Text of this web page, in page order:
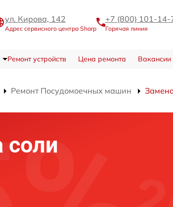
ул. Кирова, 142
Адрес сервисного центра Sharp
+7 (800) 101-14-
Горячая линия
Ремонт устройств Цена ремонта Вакансии
Ремонт Посудомоечных машин
соли